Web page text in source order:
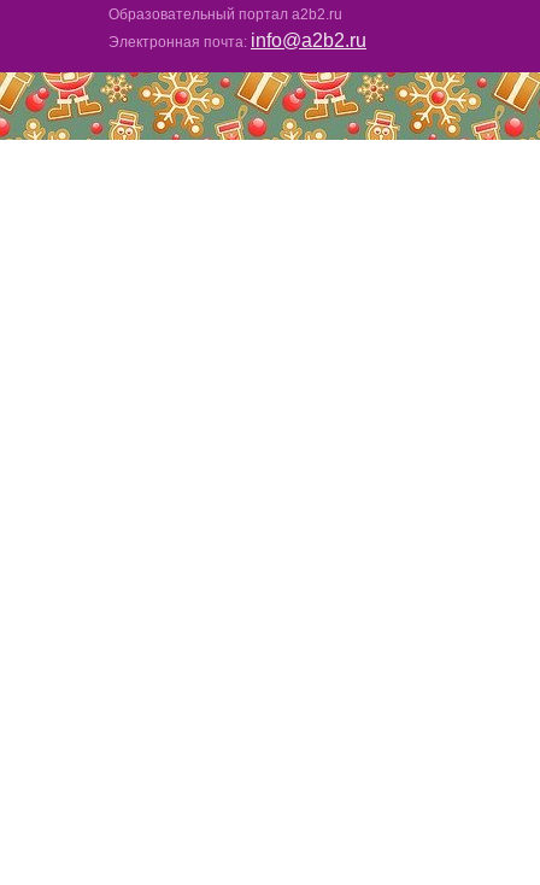
Образовательный портал a2b2.ru
Электронная почта: info@a2b2.ru